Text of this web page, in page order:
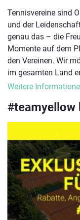
Tennisvereine sind
und der
genau das – die
Momente auf dem
den Vereinen. Wir
im gesamten Land
Weitere
#teamyellow